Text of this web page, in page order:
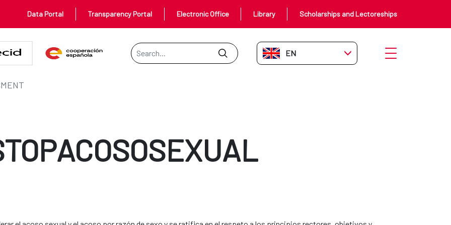
Data Portal Transparency Portal Electronic Office Library Scholarships and Lectoreships
Search Bar
EN-GB Open menu